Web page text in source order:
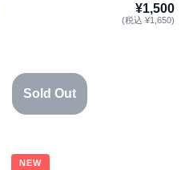
¥1,500
(税込 ¥1,650)
Sold Out
NEW